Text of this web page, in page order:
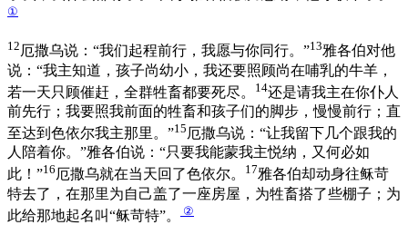
①
12厄撒乌说：“我们起程前行，我愿与你同行。”13雅各伯对他
说：“我主知道，孩子尚幼小，我还要照顾尚在哺乳的牛羊，
若一天只顾催赶，全群牲畜都要死尽。
14还是请我主在你仆人
前先行；我要照我前面的牲畜和孩子们的脚步，慢慢前行；直
至达到色依尔我主那里。”15 厄撒乌说：“让我留下几个跟我的
人陪着你。”雅各伯说：“只要我能蒙我主悦纳，又何必如
此！”16厄撒乌就在当天回了色依尔。 17雅各伯却动身往稣苛
特去了，在那里为自己盖了一座房屋，为牲畜搭了些棚子；为
此给那地起名叫“稣苛特”。
②